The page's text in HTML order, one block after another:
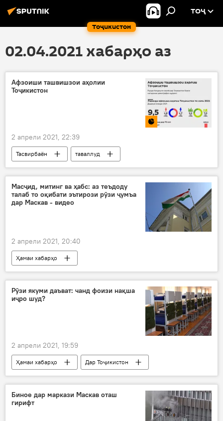
Тоҷикистон
ТОҶ
02.04.2021 хабарҳо аз
Афзоиши ташвишзои аҳолии
Тоҷикистон
2 апрели 2021, 22:39
Тасвирбаён
таваллуд
Дар Тоҷикистон
Масҷид, митинг ва ҳабс: аз теъдоду
талаб то оқибати эътирози рӯзи ҷумъа
дар Маскав - видео
2 апрели 2021, 20:40
Ҳамаи хабарҳо
Рӯйдод, ҷиноят ва ҳолатҳои фавқулода
митинг
Иззат Амон
Дар Русия
Маскав
Рӯзи якуми даъват: чанд фоизи нақша
иҷро шуд?
2 апрели 2021, 19:59
Ҳамаи хабарҳо
Дар Тоҷикистон
Амният ва мудофиа
фоиз нақша
Биное дар маркази Маскав оташ
гирифт